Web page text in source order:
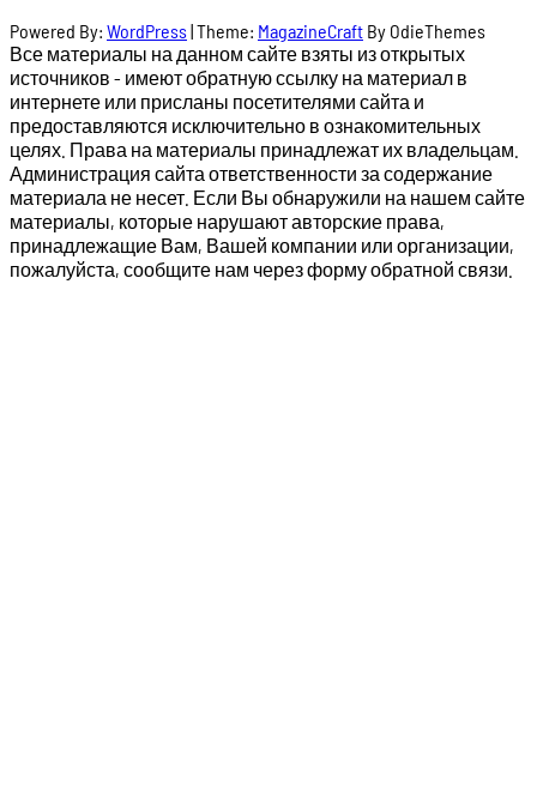
Powered By: WordPress|Theme: MagazineCraft By OdieThemes
Все материалы на данном сайте взяты из открытых
источников - имеют обратную ссылку на материал в
интернете или присланы посетителями сайта и
предоставляются исключительно в ознакомительных
целях. Права на материалы принадлежат их владельцам.
Администрация сайта ответственности за содержание
материала не несет. Если Вы обнаружили на нашем сайте
материалы, которые нарушают авторские права,
принадлежащие Вам, Вашей компании или организации,
пожалуйста, сообщите нам через форму обратной связи.